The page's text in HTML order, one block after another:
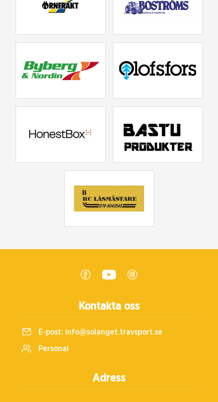
Kontakta oss
E-post: info@solanget.travsport.se
Personal
Adress